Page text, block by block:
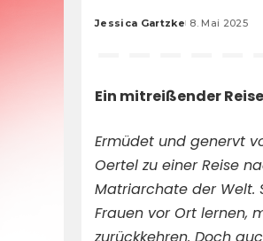
Posted
Jessica Gartzke 8. Mai 2025
Ein mitreißender
Ermüdet und genervt
Oertel zu einer Reise
Matriarchate der Welt.
Frauen vor Ort lernen,
zurückkehren. Doch